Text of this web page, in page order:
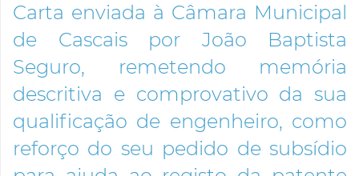
Carta enviada à Câmara Municipal
de Cascais por João Baptista
Seguro, remetendo memória
descritiva e comprovativo da sua
qualificação de engenheiro, como
reforço do seu pedido de subsídio